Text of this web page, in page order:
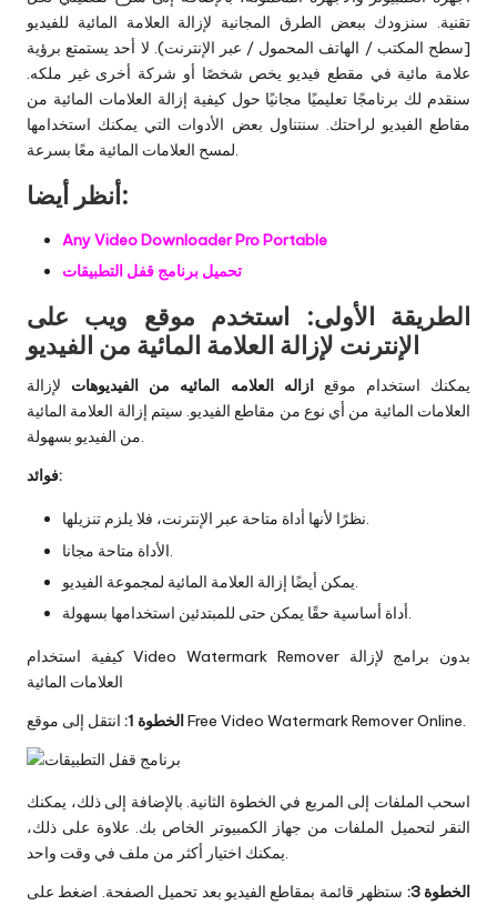
تقنية. سنزودك ببعض الطرق المجانية لإزالة العلامة المائية للفيديو
[سطح المكتب / الهاتف المحمول / عبر الإنترنت). لا أحد يستمتع برؤية
علامة مائية في مقطع فيديو يخص شخصًا أو شركة أخرى غير ملكه.
سنقدم لك برنامجًا تعليميًا مجانيًا حول كيفية إزالة العلامات المائية من
مقاطع الفيديو لراحتك. سنتناول بعض الأدوات التي يمكنك استخدامها
لمسح العلامات المائية معًا بسرعة.
أنظر أيضا:
Any Video Downloader Pro Portable
تحميل برنامج قفل التطبيقات
الطريقة الأولى: استخدم موقع ويب على
الإنترنت لإزالة العلامة المائية من الفيديو
يمكنك استخدام موقع ازاله العلامه المائيه من الفيديوهات لإزالة
العلامات المائية من أي نوع من مقاطع الفيديو. سيتم إزالة العلامة المائية
من الفيديو بسهولة.
فوائد:
نظرًا لأنها أداة متاحة عبر الإنترنت، فلا يلزم تنزيلها.
يمكن أيضًا إزالة العلامة المائية لمجموعة الفيديو.
أداة أساسية حقًا يمكن حتى للمبتدئين استخدامها بسهولة.
كيفية استخدام Video Watermark Remover بدون برامج لإزالة
العلامات المائية
الخطوة 1:انتقل إلى موقع Free Video Watermark Remover Online.
اسحب الملفات إلى المربع في الخطوة الثانية. بالإضافة إلى ذلك، يمكنك
النقر لتحميل الملفات من جهاز الكمبيوتر الخاص بك. علاوة على ذلك،
يمكنك اختيار أكثر من ملف في وقت واحد.
الخطوة 3:
ستظهر قائمة بمقاطع الفيديو بعد تحميل الصفحة. اضغط على